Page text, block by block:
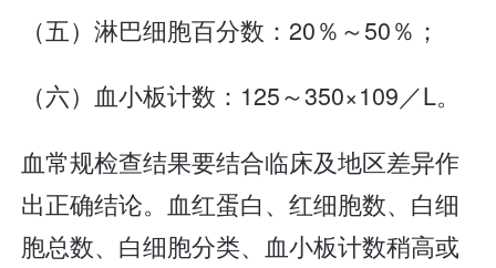
（五）淋巴细胞百分数：20％～50％；
（六）血小板计数：125～350×109／L。
血常规检查结果要结合临床及地区差异作
出正确结论。血红蛋白、红细胞数、白细
胞总数、白细胞分类、血小板计数稍高或